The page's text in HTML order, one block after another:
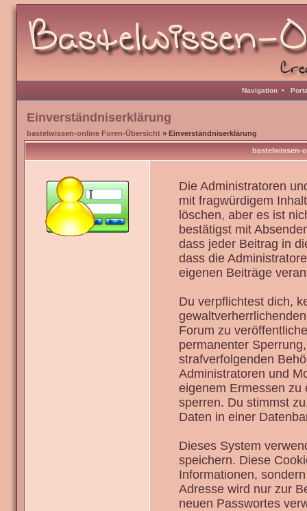
Navigation •
Einverständniserklärung
bastelwissen-online Foren-Übersicht » Einverständniserklärung
bastelwissen-
Die Administratoren
mit fragwürdigem
löschen, aber es ist
bestätigst mit
dass jeder Beitrag in
dass die
eigenen Beiträge
Du verpflichtest dich,
Forum zu
permanenter
strafverfolgenden
Administratoren und
eigenem Ermessen zu
sperren. Du stimmst
Daten in einer
Dieses System
speichern. Diese
Informationen,
Adresse wird nur zur
neuen Passwortes